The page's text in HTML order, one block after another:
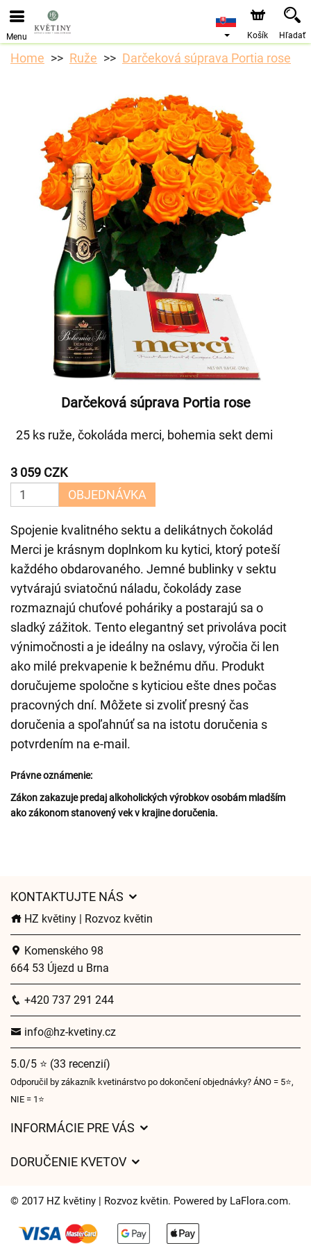
Objednávky prijímame prostredníctvom nášho e-shopu.
Najskorší možný termín doručenia je od 10.8.2026 z
Menu Košík Hľadať
Home Ruže Darčeková súprava Portia rose
Darčeková súprava Portia rose
25 ks ruže, čokoláda merci, bohemia sekt demi
3 059 CZK
OBJEDNÁVKA
Spojenie kvalitného sektu a delikátnych čokolád
Merci je krásnym doplnkom ku kytici, ktorý poteší
každého obdarovaného. Jemné bublinky v sektu
vytvárajú sviatočnú náladu, čokolády zase
rozmaznajú chuťové poháriky a postarajú sa o
sladký zážitok. Tento elegantný set privoláva pocit
výnimočnosti a je ideálny na oslavy, výročia či len
ako milé prekvapenie k bežnému dňu. Produkt
doručujeme spoločne s kyticiou ešte dnes počas
pracovných dní. Môžete si zvoliť presný čas
doručenia a spoľahnúť sa na istotu doručenia s
potvrdením na e-mail.
Právne oznámenie:
Zákon zakazuje predaj alkoholických výrobkov osobám mladším
ako zákonom stanovený vek v krajine doručenia.
KONTAKTUJTE NÁS
HZ květiny | Rozvoz květin
Komenského 98
664 53 Újezd u Brna
+420 737 291 244
info@hz-kvetiny.cz
5.0/5 ⭐ (33 recenzií)
Odporučil by zákazník kvetinárstvo po dokončení objednávky? ÁNO = 5⭐,
NIE = 1⭐
INFORMÁCIE PRE VÁS
Časy doručenia kvetov – prehľad možností
DORUČENIE KVETOV
Kam doručujeme kvety
Súbory cookie
© 2017 HZ květiny | Rozvoz květin. Powered by LaFlora.com.